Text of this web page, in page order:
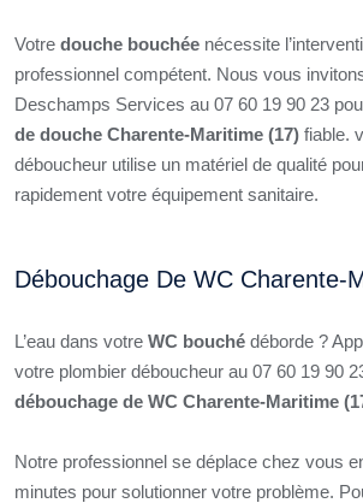
Votre douche bouchée nécessite
professionnel compétent. Nous vous
Deschamps Services au 07 60 19 90 23
de douche Charente-Maritime (17) fiable.
déboucheur utilise un matériel de qualité
rapidement votre équipement sanitaire.
Débouchage De WC Charente-
L’eau dans votre WC bouché déborde ?
votre plombier déboucheur au 07 60 19 90
débouchage de WC Charente-Maritime
Notre professionnel se déplace chez vous
minutes pour solutionner votre problème.